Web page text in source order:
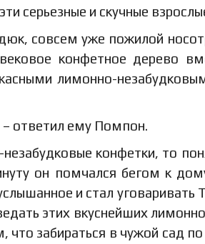
серьезные и скучные
совсем уже пожилой
конфетное дерево
лимонно-
– ответил ему Помпон.
конфетки, то
он помчался бегом к
и стал уговаривать
этих вкуснейших
что забираться в чужой сад